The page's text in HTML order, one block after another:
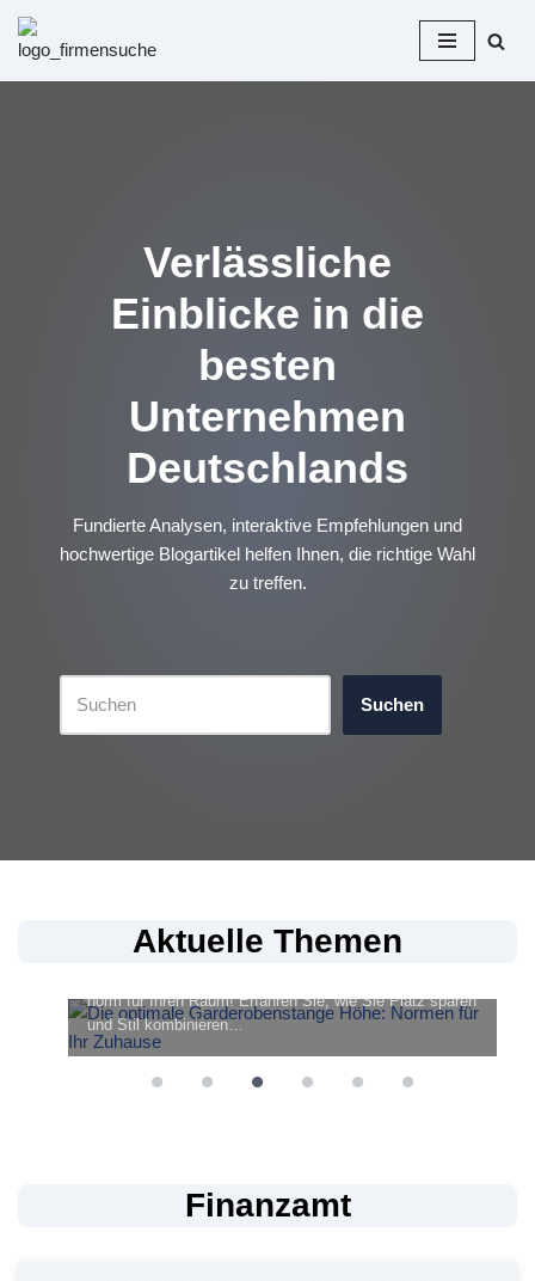
Zum
Verlässliche
Einblicke in die
besten
Unternehmen
Deutschlands
Fundierte Analysen, interaktive Empfehlungen und
hochwertige Blogartikel helfen Ihnen, die richtige Wahl
zu treffen.
Suchen
Aktuelle Themen
Höhe: Normen für Ihr Zuhause
norm für Ihren Raum! Erfahren Sie, wie Sie Platz sparen
und Stil kombinieren…
Finanzamt